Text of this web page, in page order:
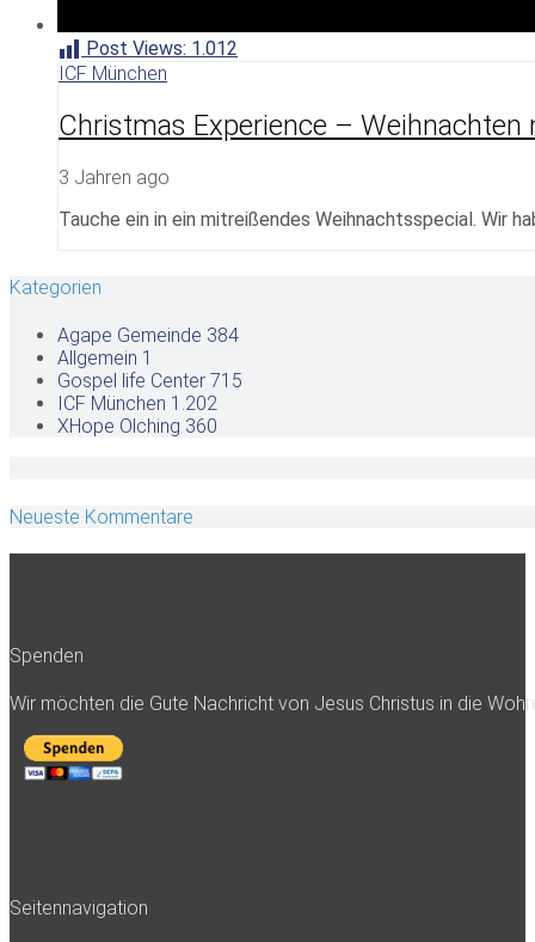
Post Views: 1.012
ICF München
Christmas Experience – Weihnachten
3 Jahren ago
Tauche ein in ein mitreißendes Weihnachtsspecial. Wir
Kategorien
Agape Gemeinde 384
Allgemein 1
Gospel life Center 715
ICF München 1.202
XHope Olching 360
Neueste Kommentare
Spenden
Wir möchten die Gute Nachricht von Jesus Christus in die
Seitennavigation